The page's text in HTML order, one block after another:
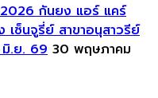
กันยง แอร์ แคร์
เซ็นจูรี่ย์ สาขาอนุสาวรีย์
มิ.ย. 69 30 พฤษภาคม